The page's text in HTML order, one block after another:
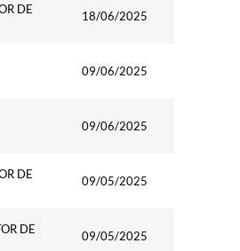
DE
18/06/2025
09/06/2025
09/06/2025
DE
09/05/2025
DE
09/05/2025